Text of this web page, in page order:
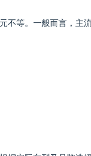
不等。一般而言，主